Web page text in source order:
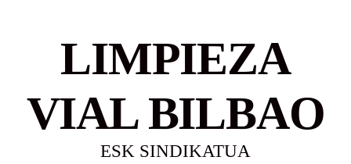
LIMPIEZA
VIAL BILBAO
ESK SINDIKATUA